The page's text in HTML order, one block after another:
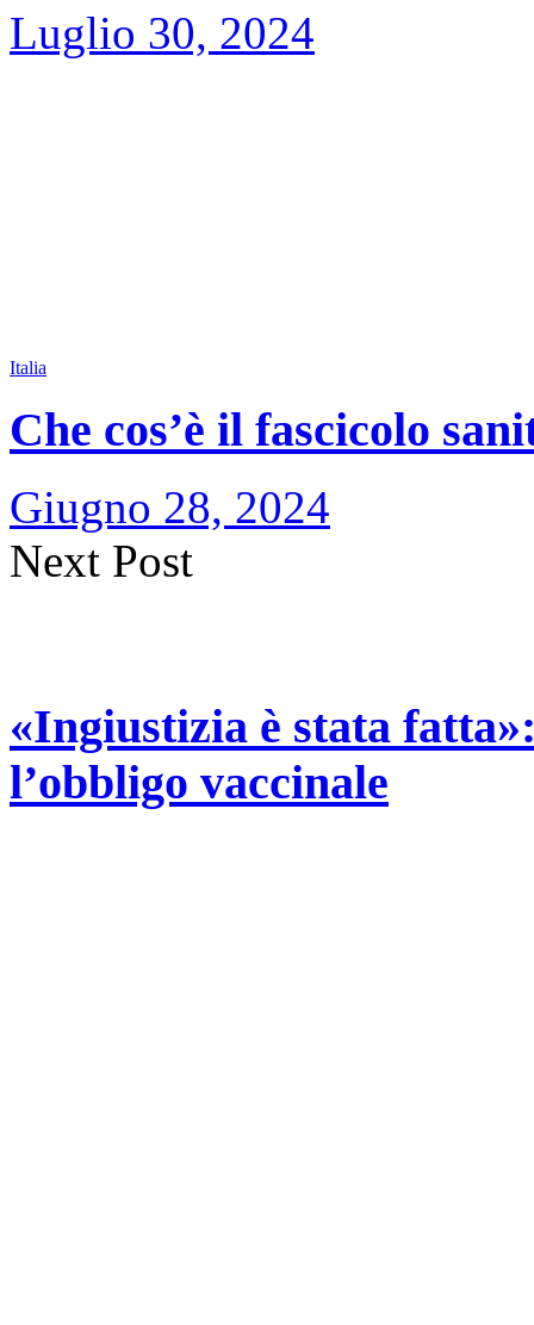
Luglio 30, 2024
Italia
Che cos’è il fascicolo
Giugno 28, 2024
Next Post
«Ingiustizia è stata
l’obbligo vaccinale